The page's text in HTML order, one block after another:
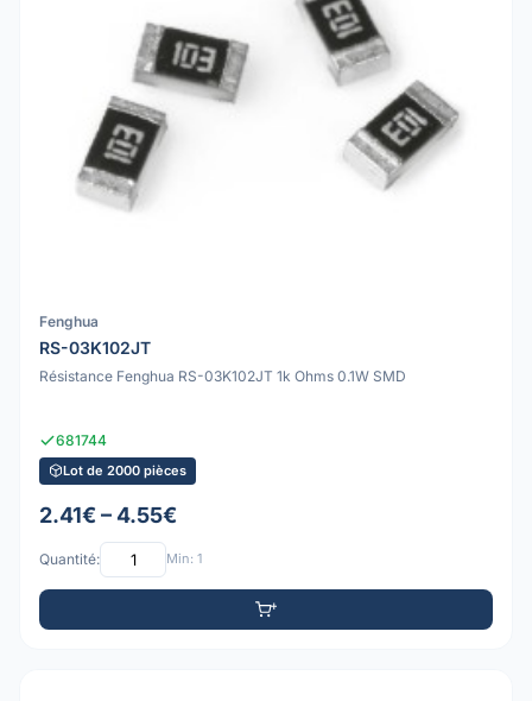
Fenghua
RS-03K102JT
Résistance Fenghua RS-03K102JT 1k Ohms 0.1W SMD
681744
Lot de 2000 pièces
2.41€ – 4.55€
Quantité: Min: 1